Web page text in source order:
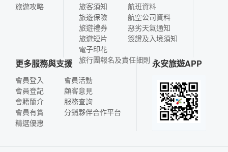
旅遊攻略
旅客須知
旅遊保險
旅遊禮券
旅遊短片
電子印花
航班資料
航空公司資料
惡劣天氣通知
簽證及入境須知
旅行團報名及責任細則
更多服務與支援
會員登入
會員登記
會籍簡介
會員有賞
精選優惠
會員活動
顧客意見
服務查詢
分銷夥伴合作平台
永安旅遊APP